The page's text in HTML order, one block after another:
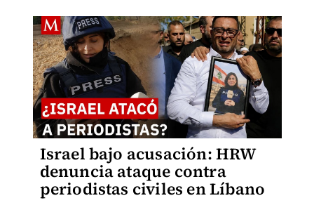
Israel bajo acusación: HRW
denuncia ataque contra
periodistas civiles en Líbano